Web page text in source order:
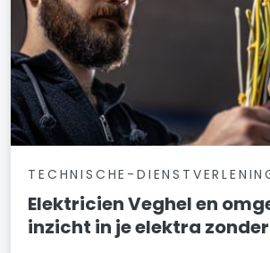
TECHNISCHE-
Elektricien Veghel en
inzicht in je elektra